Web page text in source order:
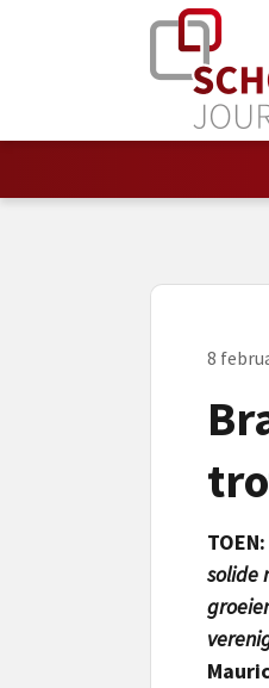
8
TOEN:
solide